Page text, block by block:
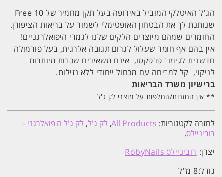
הג'ל האיטלקי המוביל באירופה בעל תקן מחמיר של 10 Free
שנותנת לך את הבטחון האופטימלי לשמור על בריאות הציפורן.
החומרים שמהם מיוצרים הלקים שלנו לגמרי היפואלרגניים!
אין בהם אף חומר שעלול לגרום תגובה אלרגית, בעל פורמולה
חדשנית לגימור פרפקטו, אינם משאירים שכבות מיותרות
לניקוי, קל למריחה עם מכחול ייחודי ללא נזילות.
ברישיון משרד הבריאות
** אין החזרות/החלפות על מוצרי לק ג'ל
לחזרה לקטגוריות: All Products
, לק ג'ל, לק ג'ל היפואלרגני -
רוביניילס.
יצרן: רוביניילס RobyNails
גודל:8 מ"ל